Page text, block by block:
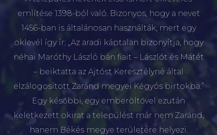
említése 1398-ból való. Bizonyos, hogy a nevet
1456-ban is általánosan használták, mert egy
oklevél így ír: „Az aradi káptalan bizonyítja, hogy
néhai Maróthy László bán fiait – Lászlót és Mátét
– beiktatta az Ajtóst Keresztélyné által
elzálogosított Zaránd megyei Kégyós birtokba.”
Egy későbbi, egy emberöltővel ezután
keletkezett okirat a települést már nem Zaránd,
hanem Békés megye területére helyezi.